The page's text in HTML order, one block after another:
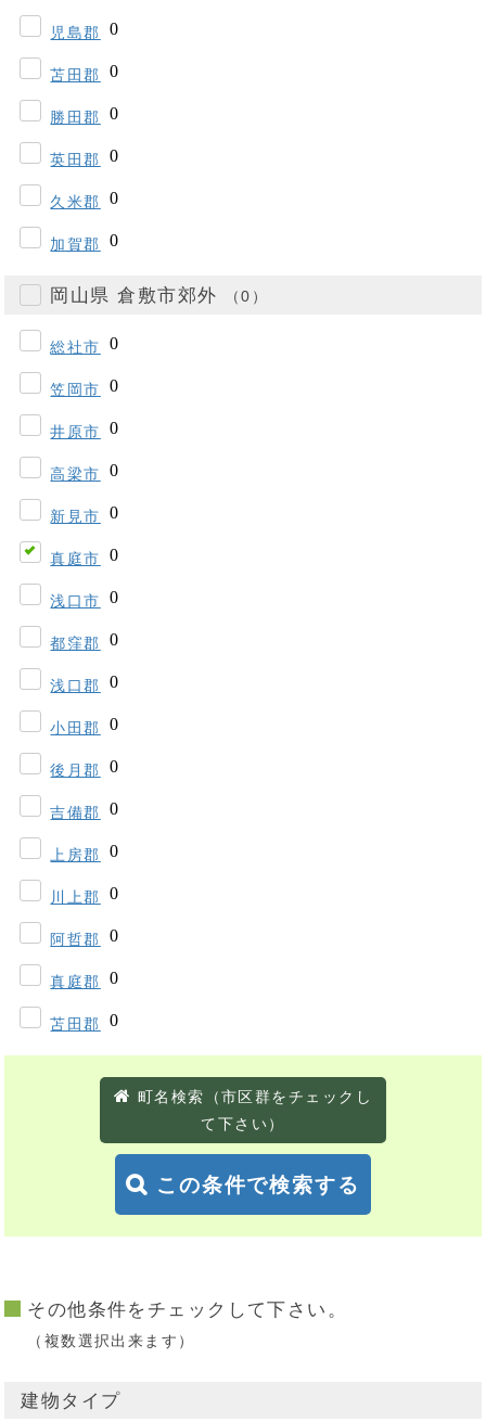
児島郡
苫田郡
勝田郡
英田郡
久米郡
加賀郡
岡山県 倉敷市郊外 （0）
総社市
笠岡市
井原市
高梁市
新見市
真庭市
浅口市
都窪郡
浅口郡
小田郡
後月郡
吉備郡
上房郡
川上郡
阿哲郡
真庭郡
苫田郡
町名検索（市区群をチェックし
て下さい）
この条件で検索する
その他条件をチェックして下さい。
（複数選択出来ます）
建物タイプ